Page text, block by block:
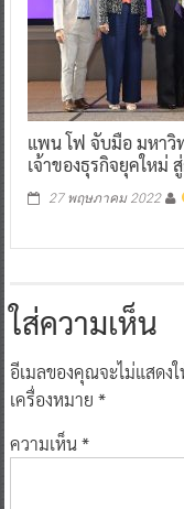
แพน โฟ จับมือ มหาวิ
เจ้าของธุรกิจยุคใหม่
27 พฤษภาคม 2022
ใส่ความเห็น
อีเมลของคุณจะไม่แสดง
เครื่องหมาย *
ความเห็น*